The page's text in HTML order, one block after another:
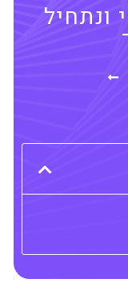
ונתחיל